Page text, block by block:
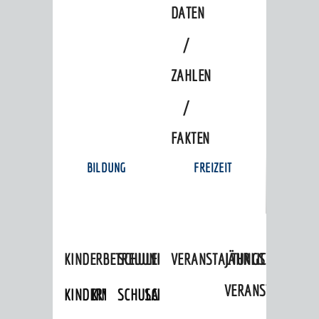
DATEN
/
ZAHLEN
/
FAKTEN
BILDUNG
KINDERBETREUUNG
KINDERTAGESPFLEGE
KINDERKRIPPEN
SCHULEN
SCHULARTEN
SCHULVERWALTUNG
FREIZEIT
VERANSTALTUNGSKALENDER
JÄHRLICHE